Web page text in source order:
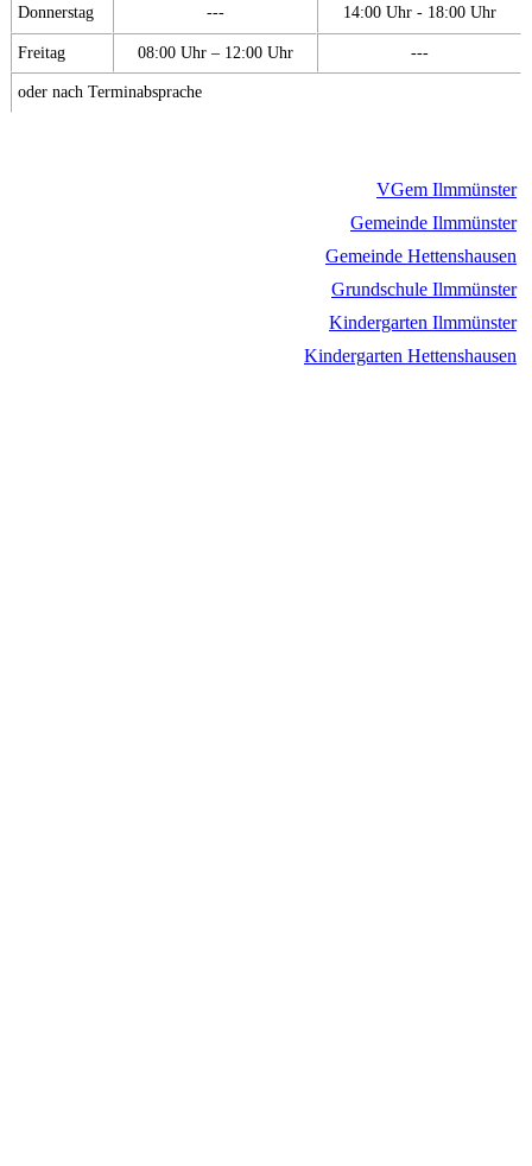
Donnerstag --- 14:00 Uhr - 18:00 Uhr
Freitag 08:00 Uhr – 12:00 Uhr ---
oder nach Terminabsprache
VGem Ilmmünster
Gemeinde Ilmmünster
Gemeinde Hettenshausen
Grundschule Ilmmünster
Kindergarten Ilmmünster
Kindergarten Hettenshausen